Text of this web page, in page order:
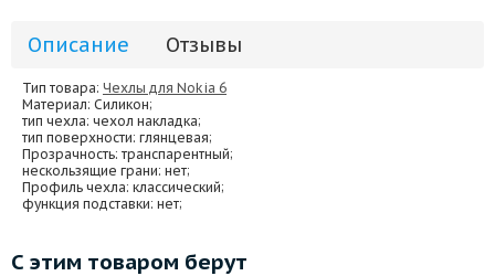
Описание Отзывы
Тип товара: Чехлы для Nokia 6
Материал: Силикон;
тип чехла: чехол накладка;
тип поверхности: глянцевая;
Прозрачность: транспарентный;
нескользящие грани: нет;
Профиль чехла: классический;
функция подставки: нет;
С этим товаром берут